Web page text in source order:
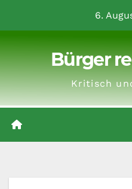
6.
Bürger
Kritisch